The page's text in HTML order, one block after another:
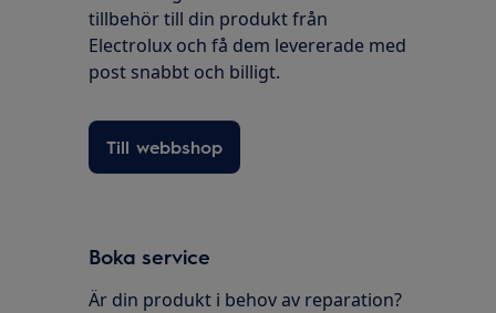
tillbehör till din produkt från
Electrolux och få dem levererade med
post snabbt och billigt.
Till webbshop
Boka service
Är din produkt i behov av reparation?